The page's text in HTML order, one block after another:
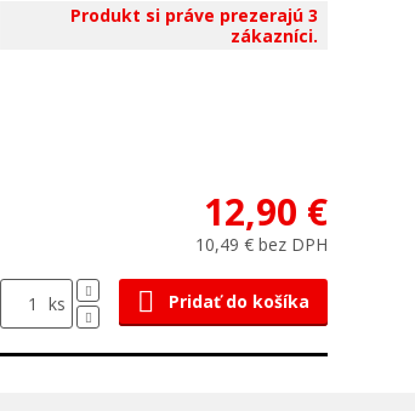
Produkt si práve prezerajú 3
zákazníci.
12,90 €
10,49 € bez DPH
ks Pridať do košíka